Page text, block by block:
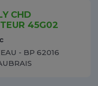
CHD
45G02
- BP 62016